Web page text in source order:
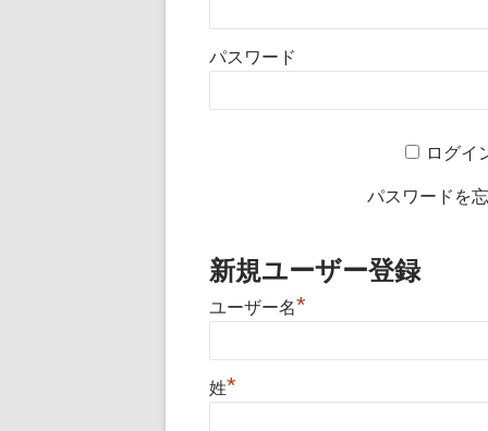
パスワード
ログイ
パスワードを
新規ユーザー登録
ユーザー名*
姓*